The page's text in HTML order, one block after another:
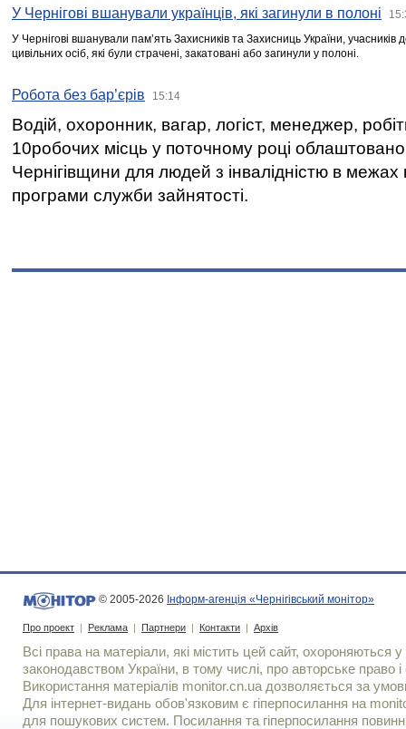
У Чернігові вшанували українців, які загинули в полоні
У Чернігові вшанували пам’ять Захисників та Захисниць України,
цивільних осіб, які були страчені, закатовані або загинули у полоні.
Робота без бар’єрів 15:14
Водій, охоронник, вагар, логіст, менеджер,
10робочих місць у поточному році
Чернігівщини для людей з інвалідністю в межах
програми служби зайнятості.
© 2005-2026 Інформ-агенція «Чернігівський монітор»
Про проект | Реклама | Партнери | Контакти | Архів
Всі права на матеріали, які містить цей сайт, охороняються у
законодавством України, в тому числі, про авторське право і
Використання матерiалiв monitor.cn.ua дозволяється за
Для iнтернет-видань обов'язковим є гiперпосилання на
для пошукових систем. Посилання та гіперпосилання